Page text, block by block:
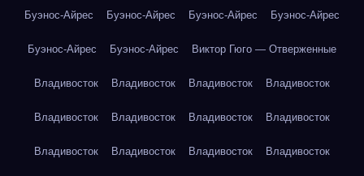
Буэнос-Айрес Буэнос-Айрес Буэнос-Айрес Буэнос-Айрес
Буэнос-Айрес Буэнос-Айрес Виктор Гюго — Отверженные
Владивосток Владивосток Владивосток Владивосток
Владивосток Владивосток Владивосток Владивосток
Владивосток Владивосток Владивосток Владивосток